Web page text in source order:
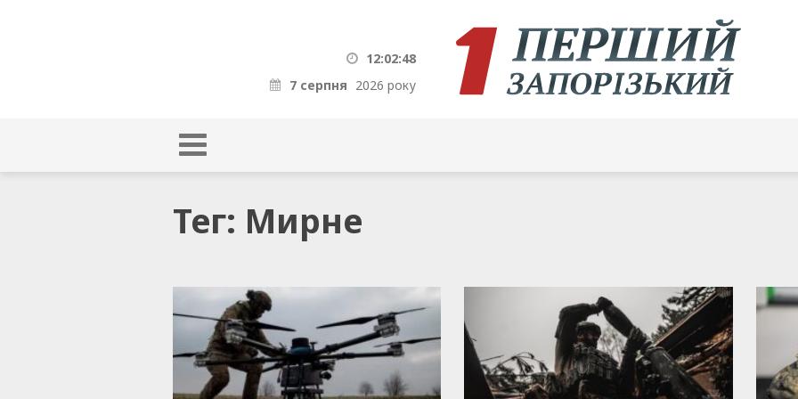
12:02:49
7 серпня 2026 року
Тег: Мирне